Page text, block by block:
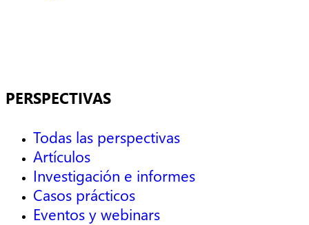
PERSPECTIVAS
Todas las perspectivas
Artículos
Investigación e informes
Casos prácticos
Eventos y webinars